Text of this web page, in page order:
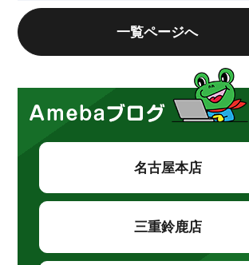
一覧ページへ
名古屋本店
三重鈴鹿店